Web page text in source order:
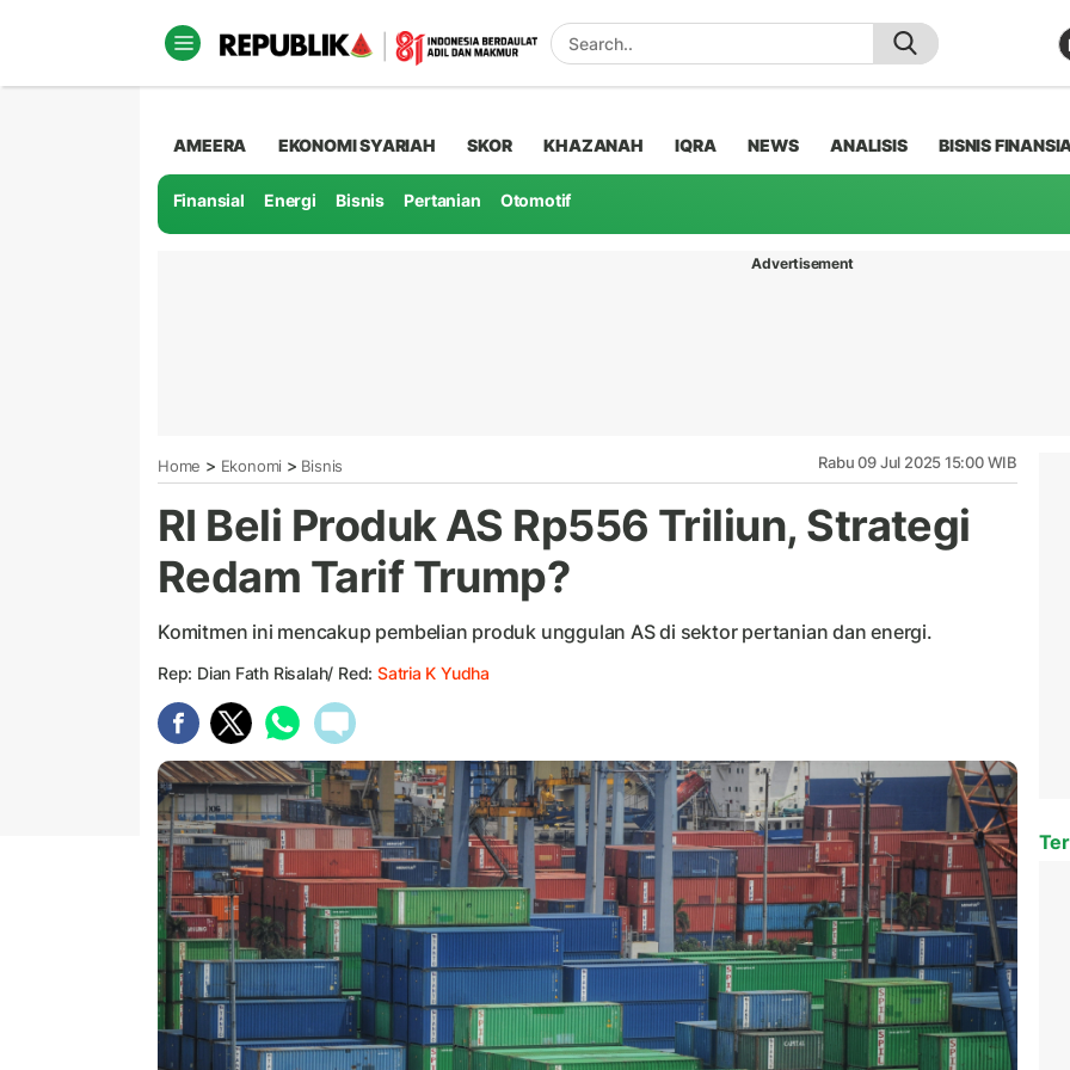
AMEERA EKONOMI SYARIAH SKOR KHAZANAH IQRA NEWS ANALISIS BISNIS
Finansial Energi Bisnis Pertanian Otomotif
Advertisement
Home > Ekonomi > Bisnis Rabu 09 Jul 2025 15:00 WIB
RI Beli Produk AS Rp556 Triliun, Strategi
Redam Tarif Trump?
Komitmen ini mencakup pembelian produk unggulan AS di sektor pertanian dan energi.
Rep: Dian Fath Risalah/ Red: Satria K Yudha